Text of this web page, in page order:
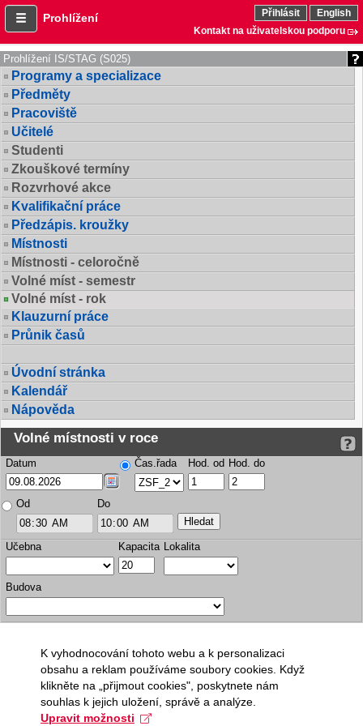
Prohlížení Přihlásit
English
Kontakt na uživatelskou podporu
Prohlížení IS/STAG (S025)
Programy a specializace
Předměty
Pracoviště
Učitelé
Studenti
Zkouškové termíny
Rozvrhové akce
Kvalifikační práce
Předzápis. kroužky
Místnosti
Místnosti - celoročně
Volné míst - semestr
Volné míst - rok
Klauzurní práce
Průnik časů
Úvodní stránka
Kalendář
Nápověda
Volné místnosti v roce
Datum Čas.řada Hod. od Hod. do
Od Do
Učebna Kapacita Lokalita
Budova
K vyhodnocování tohoto webu a k personalizaci
obsahu a reklam používáme soubory cookies. Když
klikněte na „přijmout cookies", poskytnete nám
souhlas k jejich uložení, správě a analýze.
Upravit možnosti